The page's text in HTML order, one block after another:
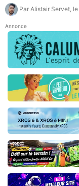
Par Alistair Servet , le
Annonce